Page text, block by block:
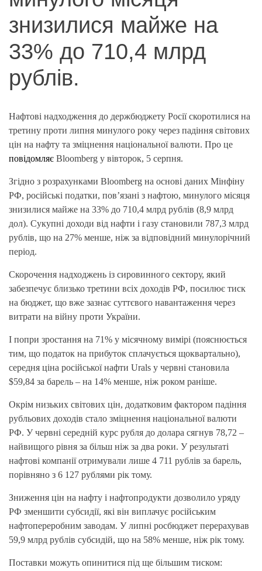
знизилися майже на
33% до 710,4 млрд
рублів.
Нафтові надходження до держбюджету Росії скоротилися на
третину проти липня минулого року через падіння світових
цін на нафту та зміцнення національної валюти. Про це
повідомляє Bloomberg у вівторок, 5 серпня.
Згідно з розрахунками Bloomberg на основі даних Мінфіну
РФ, російські податки, пов’язані з нафтою, минулого місяця
знизилися майже на 33% до 710,4 млрд рублів (8,9 млрд
дол). Сукупні доходи від нафти і газу становили 787,3 млрд
рублів, що на 27% менше, ніж за відповідний минулорічний
період.
Скорочення надходжень із сировинного сектору, який
забезпечує близько третини всіх доходів РФ, посилює тиск
на бюджет, що вже зазнає суттєвого навантаження через
витрати на війну проти України.
І попри зростання на 71% у місячному вимірі (пояснюється
тим, що податок на прибуток сплачується щоквартально),
середня ціна російської нафти Urals у червні становила
$59,84 за барель – на 14% менше, ніж роком раніше.
Окрім низьких світових цін, додатковим фактором падіння
рубльових доходів стало зміцнення національної валюти
РФ. У червні середній курс рубля до долара сягнув 78,72 –
найвищого рівня за більш ніж за два роки. У результаті
нафтові компанії отримували лише 4 711 рублів за барель,
порівняно з 6 127 рублями рік тому.
Зниження цін на нафту і нафтопродукти дозволило уряду
РФ зменшити субсидії, які він виплачує російським
нафтопереробним заводам. У липні росбюджет перерахував
59,9 млрд рублів субсидій, що на 58% менше, ніж рік тому.
Поставки можуть опинитися під ще більшим тиском: